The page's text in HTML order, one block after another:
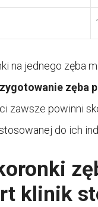
na jednego zęba
zęba
zawsze powinni
do ich
klinik